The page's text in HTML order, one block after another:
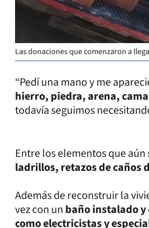
Las donaciones que comenzaron a
“Pedí una mano y me
hierro, piedra, arena,
todavía seguimos
Entre los elementos que
ladrillos, retazos de caños
Además de reconstruir la
vez con unbaño instalado y
como electricistas y